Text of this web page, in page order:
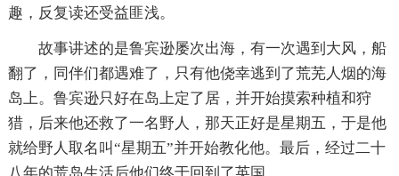
趣，反复读还受益匪浅。
故事讲述的是鲁宾逊屡次出海，有一次遇到大风，船
翻了，同伴们都遇难了，只有他侥幸逃到了荒芜人烟的海
岛上。鲁宾逊只好在岛上定了居，并开始摸索种植和狩
猎，后来他还救了一名野人，那天正好是星期五，于是他
就给野人取名叫“星期五”并开始教化他。最后，经过二十
八年的荒岛生活后他们终于回到了英国。